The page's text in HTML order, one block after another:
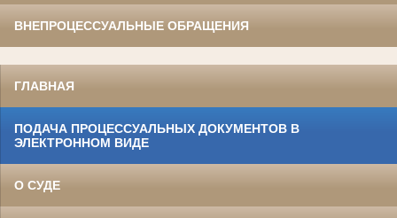
ВНЕПРОЦЕССУАЛЬНЫЕ ОБРАЩЕНИЯ
ГЛАВНАЯ
ПОДАЧА ПРОЦЕССУАЛЬНЫХ ДОКУМЕНТОВ В
ЭЛЕКТРОННОМ ВИДЕ
О СУДЕ